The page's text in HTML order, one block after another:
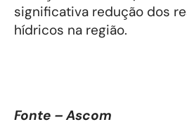
significativa redução dos
hídricos na região.
Fonte – Ascom